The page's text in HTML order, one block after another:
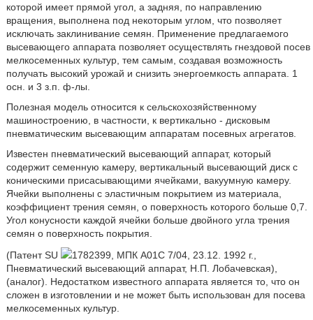
которой имеет прямой угол, а задняя, по направлению
вращения, выполнена под некоторым углом, что позволяет
исключать заклинивание семян. Применение предлагаемого
высевающего аппарата позволяет осуществлять гнездовой посев
мелкосеменных культур, тем самым, создавая возможность
получать высокий урожай и снизить энергоемкость аппарата. 1
осн. и 3 з.п. ф-лы.
Полезная модель относится к сельскохозяйственному
машиностроению, в частности, к вертикально - дисковым
пневматическим высевающим аппаратам посевных агрегатов.
Известен пневматический высевающий аппарат, который
содержит семенную камеру, вертикальный высевающий диск с
коническими присасывающими ячейками, вакуумную камеру.
Ячейки выполнены с эластичным покрытием из материала,
коэффициент трения семян, о поверхность которого больше 0,7.
Угол конусности каждой ячейки больше двойного угла трения
семян о поверхность покрытия.
(Патент SU
1782399, МПК А01С 7/04, 23.12. 1992 г.,
Пневматический высевающий аппарат, Н.П. Лобачевская),
(аналог). Недостатком известного аппарата является то, что он
сложен в изготовлении и не может быть использован для посева
мелкосеменных культур.